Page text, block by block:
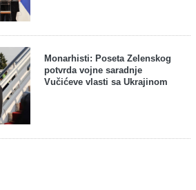
Monarhisti: Poseta Zelenskog
potvrda vojne saradnje
Vučićeve vlasti sa Ukrajinom